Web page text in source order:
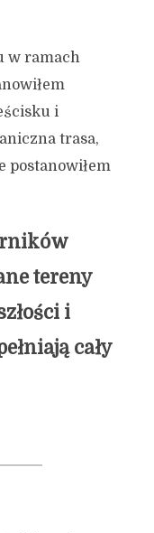
w ramach
i
trasa,
postanowiłem
tereny
i
cały